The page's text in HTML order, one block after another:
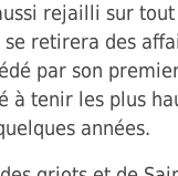
rejailli sur tout
se retirera des
par son
à tenir les plus
années.